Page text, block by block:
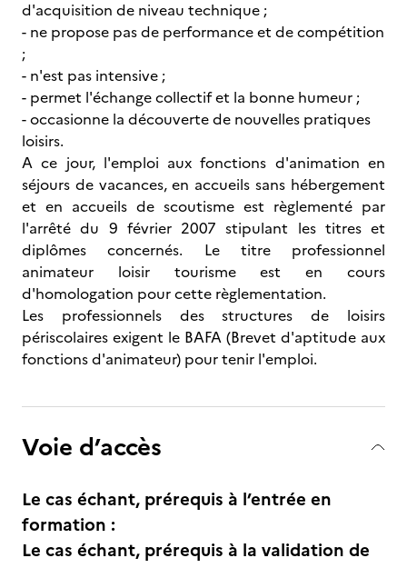
d'acquisition de niveau technique ;
- ne propose pas de performance et de compétition
;
- n'est pas intensive ;
- permet l'échange collectif et la bonne humeur ;
- occasionne la découverte de nouvelles pratiques
loisirs.
A ce jour, l'emploi aux fonctions d'animation en
séjours de vacances, en accueils sans hébergement
et en accueils de scoutisme est règlementé par
l'arrêté du 9 février 2007 stipulant les titres et
diplômes concernés. Le titre professionnel
animateur loisir tourisme est en cours
d'homologation pour cette règlementation.
Les professionnels des structures de loisirs
périscolaires exigent le BAFA (Brevet d'aptitude aux
fonctions d'animateur) pour tenir l'emploi.
Voie d’accès
Le cas échant, prérequis à l’entrée en
formation :
Le cas échant, prérequis à la validation de